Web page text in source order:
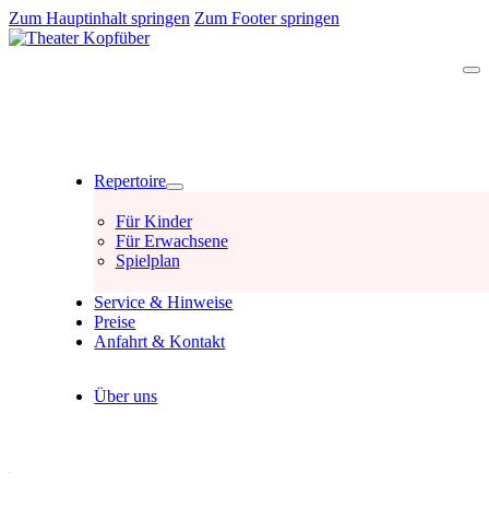
Zum Hauptinhalt springen Zum Footer springen
Repertoire
Für Kinder
Für Erwachsene
Spielplan
Service & Hinweise
Preise
Anfahrt & Kontakt
Über uns